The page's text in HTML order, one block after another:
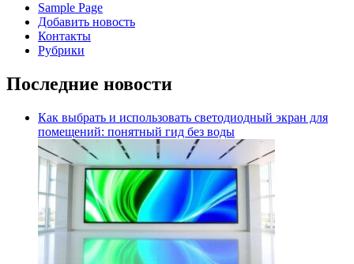
Sample Page
Добавить новость
Контакты
Рубрики
Последние новости
Как выбрать и использовать светодиодный экран для
помещений: понятный гид без воды